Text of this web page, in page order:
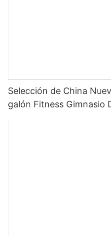
Selección de China
galón Fitness Gimnasio
motivacional de